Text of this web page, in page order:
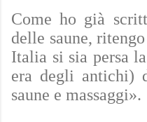
Come ho già
delle saune,
Italia si sia persa
era degli antichi)
saune e massaggi».